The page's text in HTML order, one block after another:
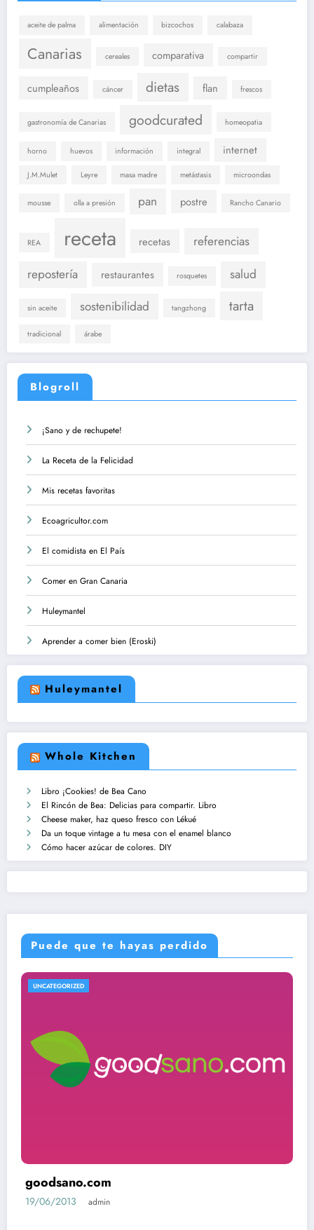
aceite de palma alimentación bizcochos calabaza
Canarias cereales comparativa compartir
cumpleaños cáncer dietas flan frescos
gastronomía de Canarias goodcurated homeopatia
horno huevos información integral internet
J.M.Mulet Leyre masa madre metástasis microondas
mousse olla a presión pan postre Rancho Canario
REA receta recetas
referencias
repostería
restaurantes rosquetes salud
sin aceite sostenibilidad tangzhong tarta
tradicional árabe
Blogroll
¡Sano y de rechupete!
La Receta de la Felicidad
Mis recetas favoritas
Ecoagricultor.com
El comidista en El País
Comer en Gran Canaria
Huleymantel
Aprender a comer bien (Eroski)
Huleymantel
Whole Kitchen
Libro ¡Cookies! de Bea Cano
El Rincón de Bea: Delicias para compartir. Libro
Cheese maker, haz queso fresco con Lékué
Da un toque vintage a tu mesa con el enamel blanco
Cómo hacer azúcar de colores. DIY
Puede que te hayas perdido
UNCATEGORIZED
goodsano.com
19/06/2013 admin